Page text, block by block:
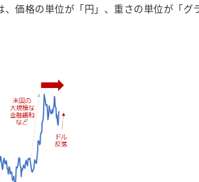
価格の単位が「円」、重さの単位が「グ